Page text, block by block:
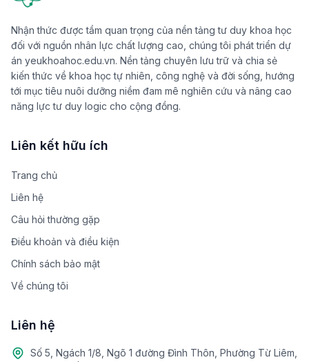
Nhận thức được tầm quan trọng của nền tảng tư duy khoa học
đối với nguồn nhân lực chất lượng cao, chúng tôi phát triển dự
án yeukhoahoc.edu.vn. Nền tảng chuyên lưu trữ và chia sẻ
kiến thức về khoa học tự nhiên, công nghệ và đời sống, hướng
tới mục tiêu nuôi dưỡng niềm đam mê nghiên cứu và nâng cao
năng lực tư duy logic cho cộng đồng.
Liên kết hữu ích
Trang chủ
Liên hệ
Câu hỏi thường gặp
Điều khoản và điều kiện
Chính sách bảo mật
Về chúng tôi
Liên hệ
Số 5, Ngách 1/8, Ngõ 1 đường Đình Thôn, Phường Từ Liêm,